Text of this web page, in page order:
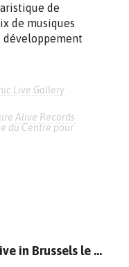
de
de musiques
développement
Live Gallery
Alive Records
du Centre pour
Transonic Mix @ City Sonic Live in Brussels le 29 septembre